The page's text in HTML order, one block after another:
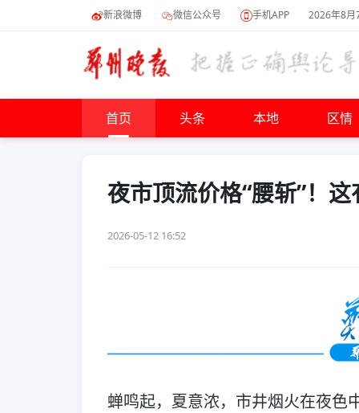
新浪微博 微信公众号 手机APP 2026年8月
首页 头条 本地 区情
夜市顶流价格“腰斩”！
2026-05-12 16:52
蝉鸣起，夏意浓，市井烟火在夜色